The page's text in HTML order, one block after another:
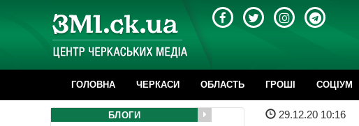
ГОЛОВНА ЧЕРКАСИ ОБЛАСТЬ ГРОШІ CОЦІУМ
29.12.20 10:16
БЛОГИ